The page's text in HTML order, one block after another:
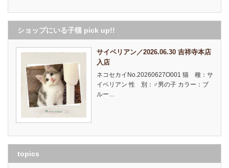
ショップにいる子猫 pick up!!
サイベリアン／2026.06.30 吉祥寺本店
入店
ネコセカイNo.20260627O001 猫 種：サ
イベリアン 性 別：♂男の子 カラー：ブ
ルー…
topics